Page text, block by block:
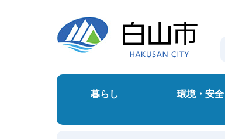
暮らし 環境・安全